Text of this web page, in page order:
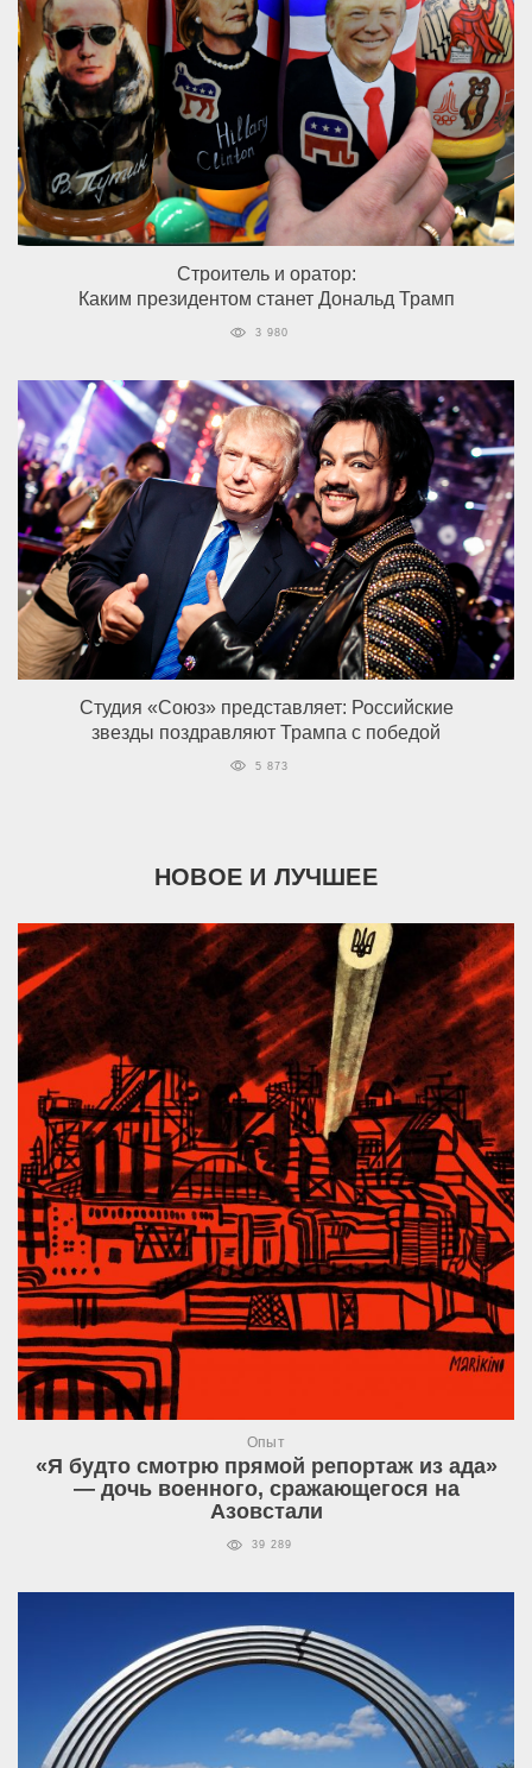
Строитель и оратор:
Каким президентом станет Дональд Трамп
3 980
Студия «Союз» представляет: Российские
звезды поздравляют Трампа с победой
5 873
НОВОЕ И ЛУЧШЕЕ
Опыт
«Я будто смотрю прямой репортаж из ада»
— дочь военного, сражающегося на
Азовстали
39 289